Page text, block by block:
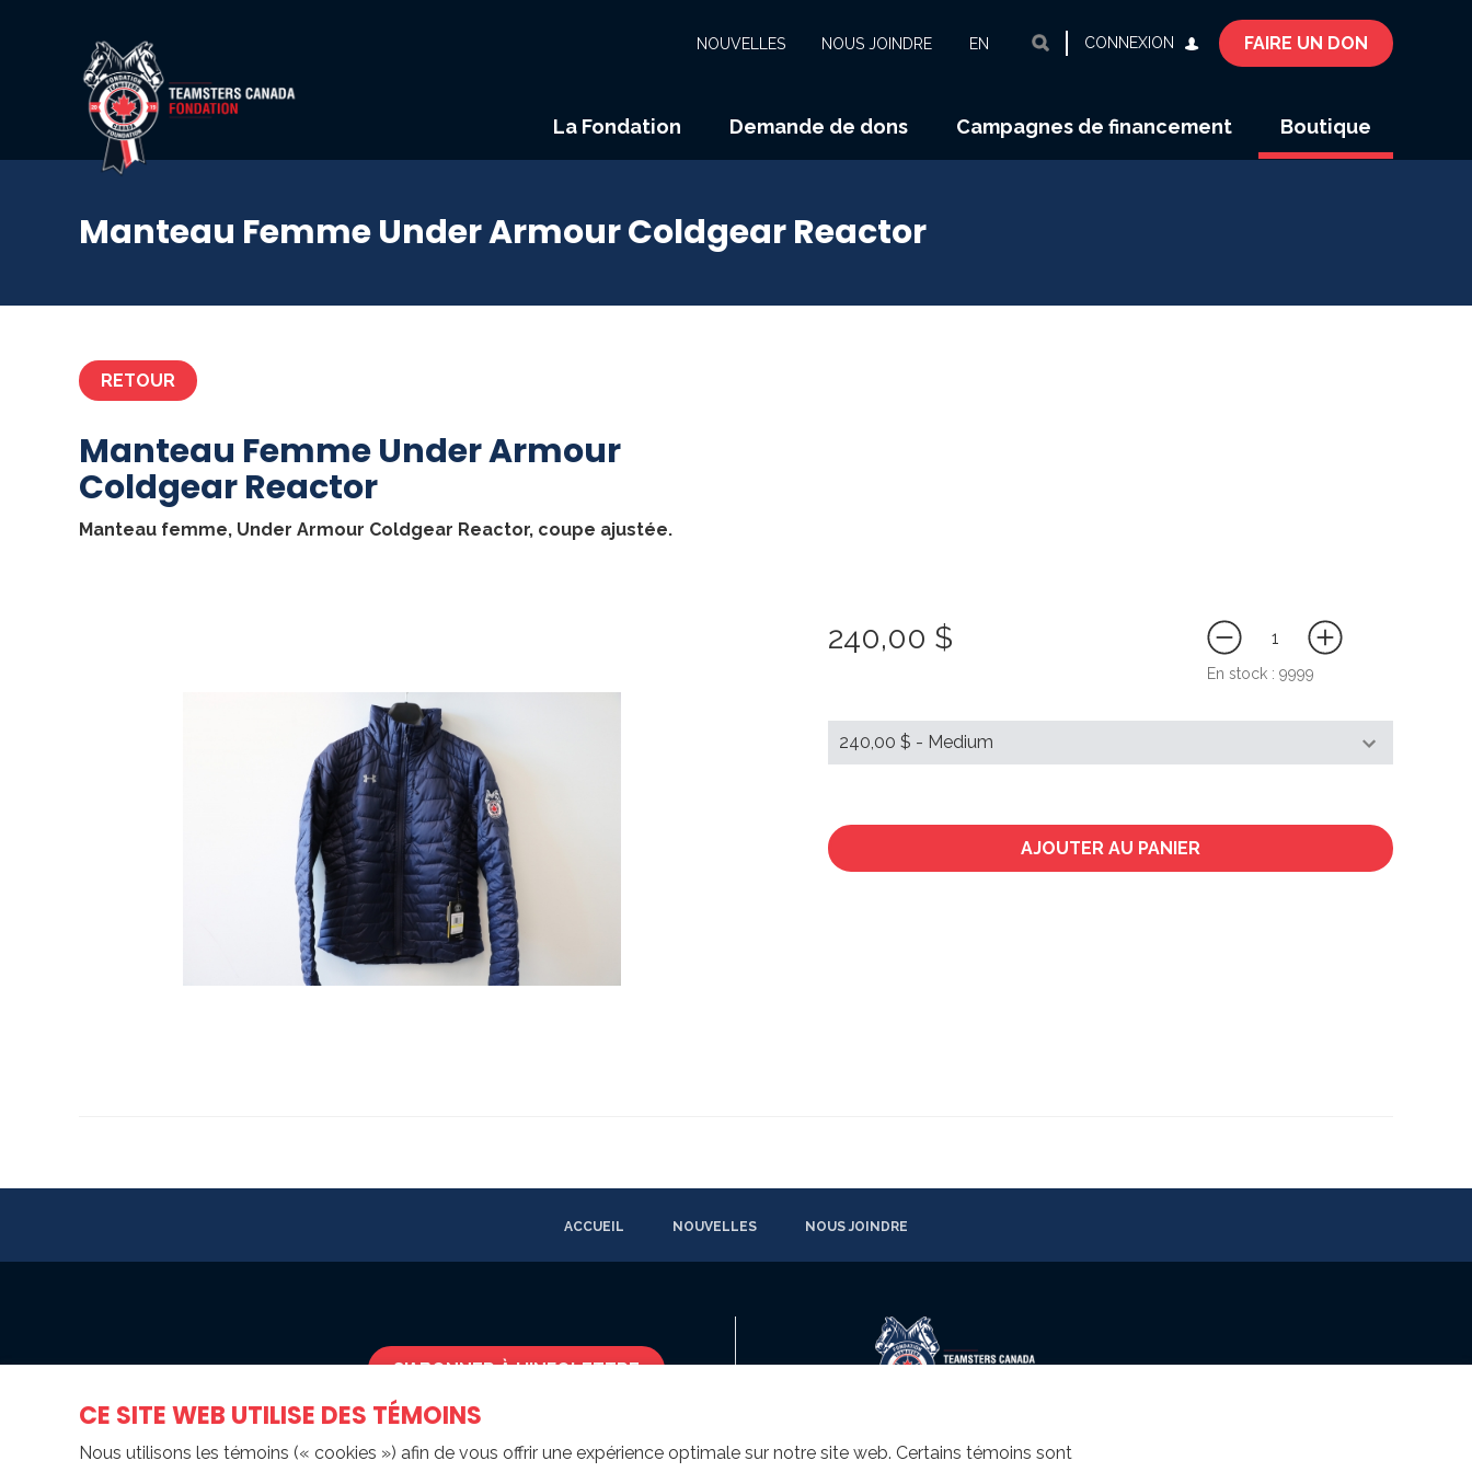
NOUVELLES NOUS JOINDRE EN CONNEXION FAIRE UN DON
La Fondation Demande de dons Campagnes de financement Boutique
Manteau Femme Under Armour Coldgear Reactor
RETOUR
Manteau Femme Under Armour
Coldgear Reactor
Manteau femme, Under Armour Coldgear Reactor, coupe ajustée.
240,00 $
En stock : 9999
AJOUTER AU PANIER
ACCUEIL NOUVELLES NOUS JOINDRE
S'ABONNER À L'INFOLETTRE
CE SITE WEB UTILISE DES TÉMOINS
Nous utilisons les témoins (« cookies ») afin de vous offrir une expérience optimale sur notre site web. Certains témoins sont